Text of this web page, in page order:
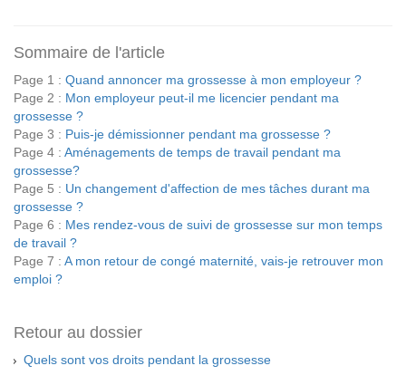
Sommaire de l'article
Page 1 : Quand annoncer ma grossesse à mon employeur ?
Page 2 : Mon employeur peut-il me licencier pendant ma
grossesse ?
Page 3 : Puis-je démissionner pendant ma grossesse ?
Page 4 : Aménagements de temps de travail pendant ma
grossesse?
Page 5 : Un changement d'affection de mes tâches durant ma
grossesse ?
Page 6 : Mes rendez-vous de suivi de grossesse sur mon temps
de travail ?
Page 7 : A mon retour de congé maternité, vais-je retrouver mon
emploi ?
Retour au dossier
Quels sont vos droits pendant la grossesse